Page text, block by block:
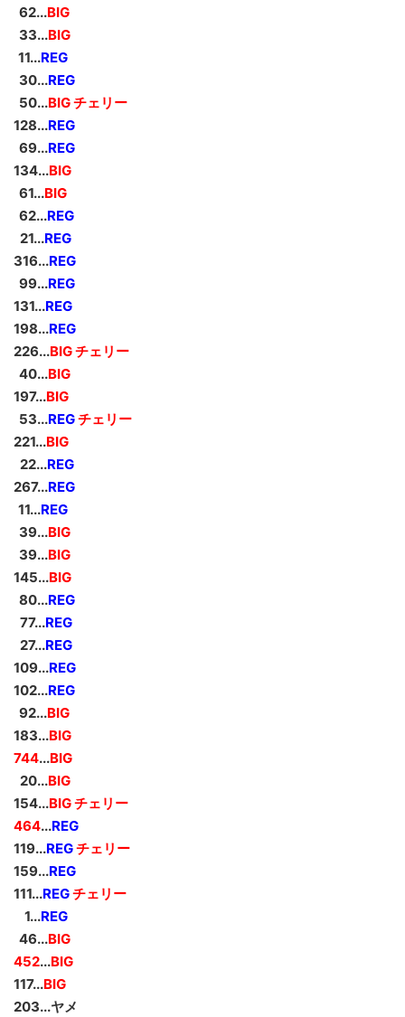
62...BIG
33...BIG
11...REG
30...REG
50...BIG チェリー
128...REG
69...REG
134...BIG
61...BIG
62...REG
21...REG
316...REG
99...REG
131...REG
198...REG
226...BIG チェリー
40...BIG
197...BIG
53...REGチェリー
221...BIG
22...REG
267...REG
11...REG
39...BIG
39...BIG
145...BIG
80...REG
77...REG
27...REG
109...REG
102...REG
92...BIG
183...BIG
744...BIG
20...BIG
154...BIG チェリー
464...REG
119...REGチェリー
159...REG
111...REGチェリー
1...REG
46...BIG
452...BIG
117...BIG
203...ヤメ